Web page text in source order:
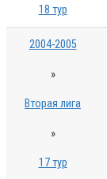
18 тур
2004-2005
»
Вторая лига
»
17 тур